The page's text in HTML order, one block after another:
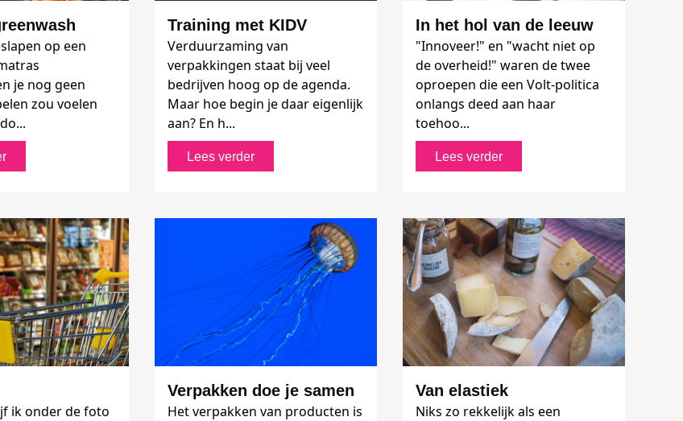
op een
je nog geen
zou voelen
Training met KIDV
Verduurzaming van
verpakkingen staat bij veel
bedrijven hoog op de agenda.
Maar hoe begin je daar eigenlijk
aan? En h...
Lees verder
In het hol van de leeuw
"Innoveer!" en "wacht niet op
de overheid!" waren de twee
oproepen die een Volt-politica
onlangs deed aan haar
toehoo...
Lees verder
ik onder de foto
Verpakken doe je samen
Het verpakken van producten is
Van elastiek
Niks zo rekkelijk als een